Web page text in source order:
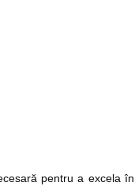
pentru a excela în